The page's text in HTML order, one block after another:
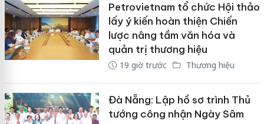
Petrovietnam tổ chức Hội thảo
lấy ý kiến hoàn thiện Chiến
lược nâng tầm văn hóa và
quản trị thương hiệu
19 giờ trước Thương hiệu
Đà Nẵng: Lập hồ sơ trình Thủ
tướng công nhận Ngày Sâm